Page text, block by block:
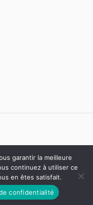
avec parDigisoft
garantir la meilleure
continuez à utiliser ce
en êtes satisfait.
confidentialité